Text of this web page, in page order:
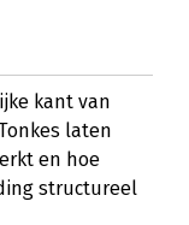
kant van
laten
en hoe
structureel